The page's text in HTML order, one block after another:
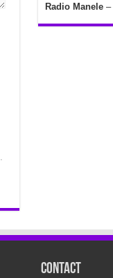
Radio Manele –
Contact